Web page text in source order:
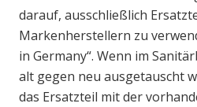
darauf, ausschließlich
Markenherstellern zu
in Germany“. Wenn im
alt gegen neu ausgetauscht
das Ersatzteil mit der